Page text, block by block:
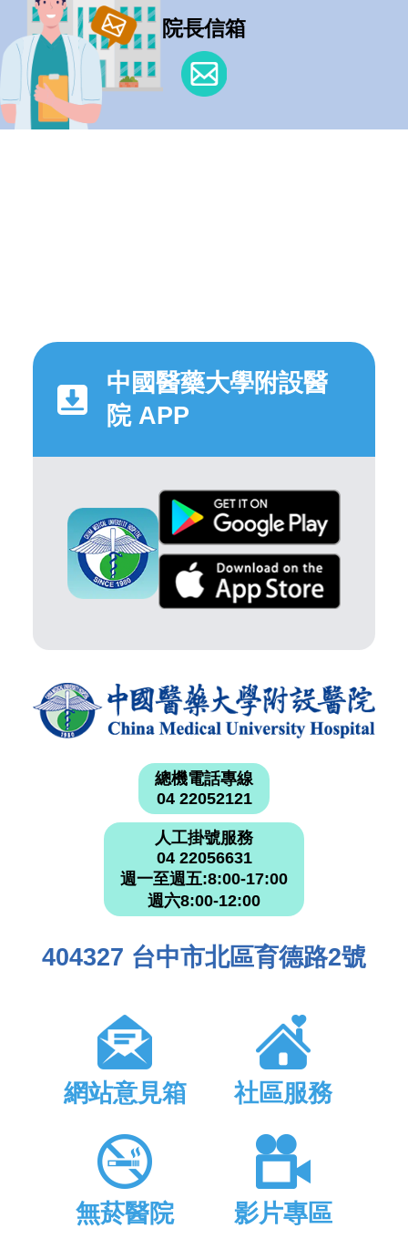
院長信箱
中國醫藥大學附設醫
院 APP
總機電話專線
04 22052121
人工掛號服務
04 22056631
週一至週五:8:00-17:00
週六8:00-12:00
404327 台中市北區育德路2號
網站意見箱 社區服務
無菸醫院 影片專區